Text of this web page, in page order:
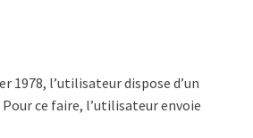
1978, l’utilisateur dispose d’un
ce faire, l’utilisateur envoie